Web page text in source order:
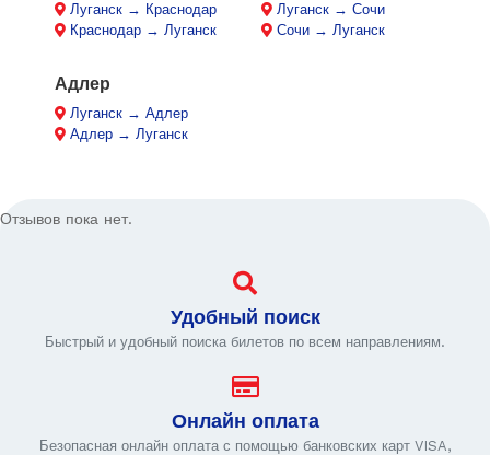
Луганск → Краснодар
Краснодар → Луганск
Луганск → Сочи
Сочи → Луганск
Адлер
Луганск → Адлер
Адлер → Луганск
Отзывов пока нет.
Удобный поиск
Быстрый и удобный поиска билетов по всем направлениям.
Онлайн оплата
Безопасная онлайн оплата с помощью банковских карт VISA,